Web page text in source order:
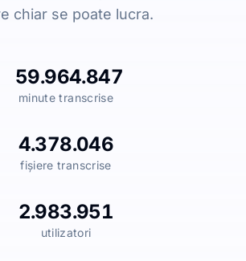
chiar se poate lucra.
59.964.847
minute transcrise
4.378.046
fișiere transcrise
2.983.951
utilizatori